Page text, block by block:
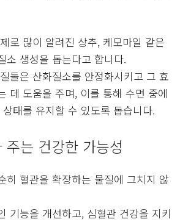
로 많이 알려진 상추, 케모마일 같은
소 생성을 돕는다고 합니다.
들은 산화질소를 안정화시키고 그 효
데 도움을 주며, 이를 통해 수면 중에
태를 유지할 수 있도록 돕습니다.
주는 건강한 가능성
히 혈관을 확장하는 물질에 그치지 않
기능을 개선하고, 심혈관 건강을 지키